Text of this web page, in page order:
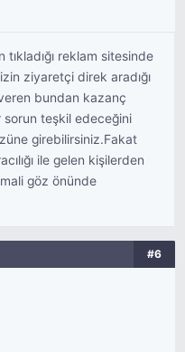
reklam sitesinde
ziyaretçi direk aradığı
bundan kazanç
sorun teşkil edeceğini
girebilirsiniz.Fakat
ile gelen kişilerden
göz önünde
#6